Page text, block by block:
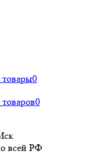
0
0
всей РФ